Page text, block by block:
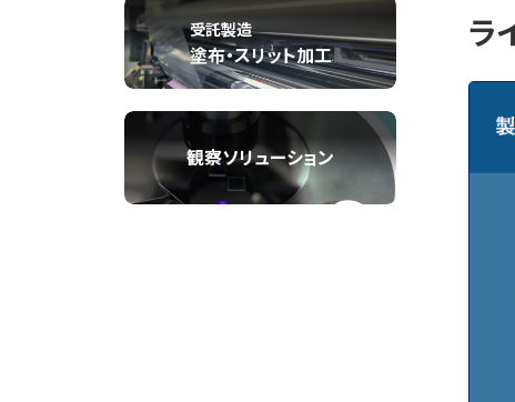
ラ
受託製造
塗布・スリット加工
観察ソリューション